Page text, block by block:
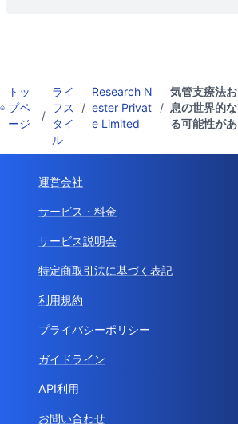
トッ
プペ
ージ
/
ライ
フス
タイ
ル
/
Research N
ester Privat
e Limited
/
気管支療法
息の世界的
る可能性があ
運営会社
サービス・料金
サービス説明会
特定商取引法に基づく表記
利用規約
プライバシーポリシー
ガイドライン
API利用
お問い合わせ